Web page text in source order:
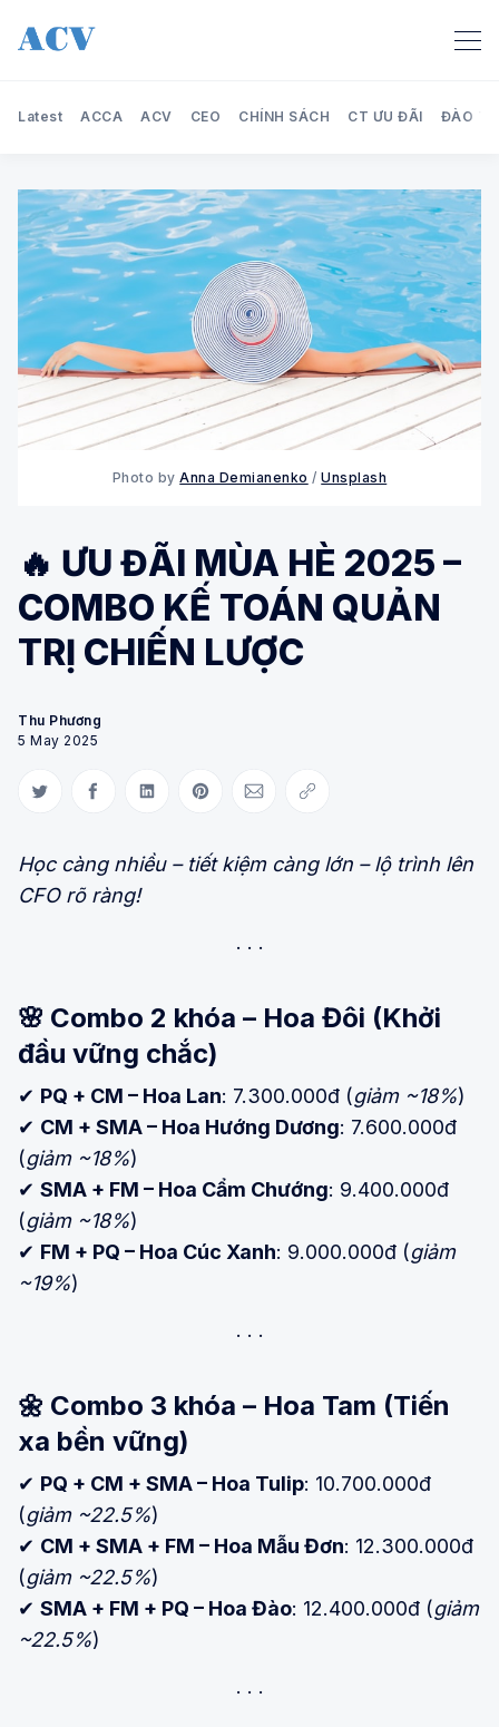
Search Audit Care Việt Nam
Latest ACCA ACV CEO CHÍNH SÁCH CT ƯU ĐÃI ĐÀO
Photo byAnna Demianenko /Unsplash
🔥 ƯU ĐÃI MÙA HÈ 2025 –
COMBO KẾ TOÁN QUẢN
TRỊ CHIẾN LƯỢC
Thu Phương
5 May 2025
Share on Twitter
Share on Facebook
Share on LinkedIn
Share on Pinterest
Share via Email
Copy link
Học càng nhiều – tiết kiệm càng lớn – lộ trình lên
CFO rõ ràng!
🌸 Combo 2 khóa – Hoa Đôi (Khởi
đầu vững chắc)
✔ PQ + CM – Hoa Lan: 7.300.000đ (giảm ~18%)
✔ CM + SMA – Hoa Hướng Dương: 7.600.000đ
(giảm ~18%)
✔ SMA + FM – Hoa Cẩm Chướng: 9.400.000đ
(giảm ~18%)
✔ FM + PQ – Hoa Cúc Xanh: 9.000.000đ (giảm
~19%)
🌼 Combo 3 khóa – Hoa Tam (Tiến
xa bền vững)
✔ PQ + CM + SMA – Hoa Tulip: 10.700.000đ
(giảm ~22.5%)
✔ CM + SMA + FM – Hoa Mẫu Đơn: 12.300.000đ
(giảm ~22.5%)
✔ SMA + FM + PQ – Hoa Đào: 12.400.000đ (giảm
~22.5%)